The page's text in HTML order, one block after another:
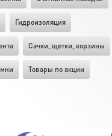
Гидроизоляция
Cачки, щетки, корзины
Товары по акции